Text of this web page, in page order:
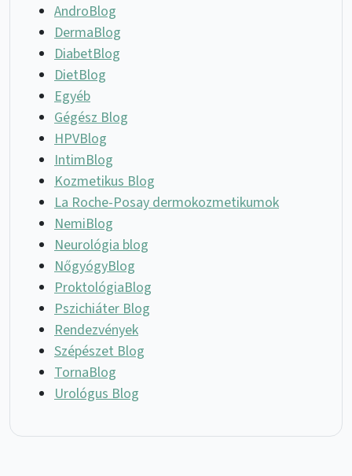
AndroBlog
DermaBlog
DiabetBlog
DietBlog
Egyéb
Gégész Blog
HPVBlog
IntimBlog
Kozmetikus Blog
La Roche-Posay dermokozmetikumok
NemiBlog
Neurológia blog
NőgyógyBlog
ProktológiaBlog
Pszichiáter Blog
Rendezvények
Szépészet Blog
TornaBlog
Urológus Blog